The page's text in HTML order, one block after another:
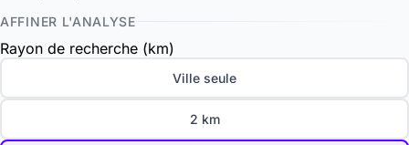
AFFINER L'ANALYSE
Rayon de recherche (km)
Ville seule
2 km